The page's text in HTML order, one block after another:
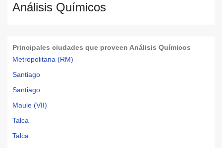
Análisis Químicos
Principales ciudades que proveen Análisis Químicos
Metropolitana (RM)
Santiago
Santiago
Maule (VII)
Talca
Talca